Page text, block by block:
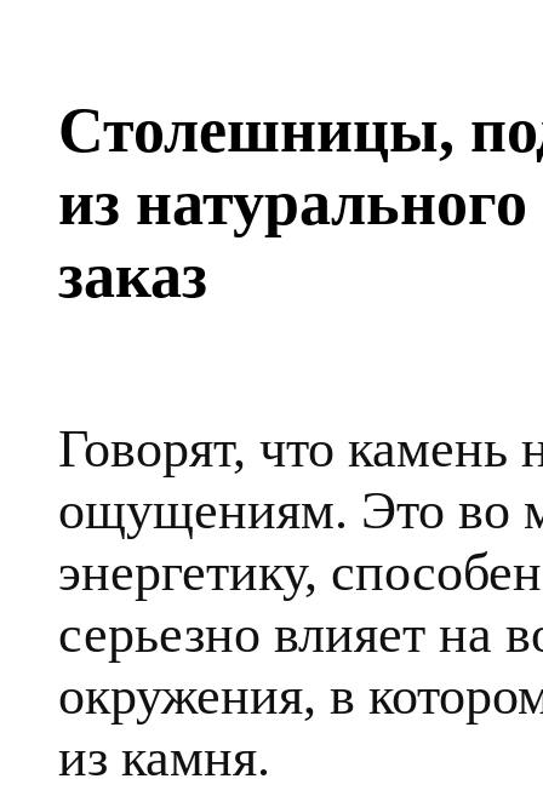
Столешницы,
из
заказ
Говорят, что
ощущениям. Это во
энергетику,
серьезно влияет на
окружения, в
из камня.